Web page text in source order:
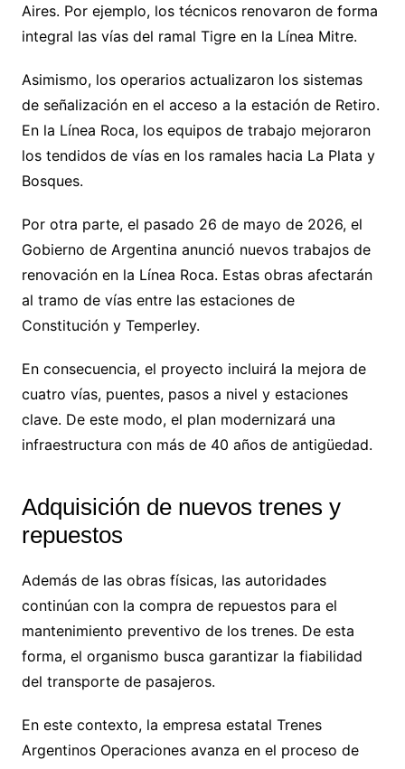
Aires. Por ejemplo, los técnicos renovaron de forma
integral las vías del ramal Tigre en la Línea Mitre.
Asimismo, los operarios actualizaron los sistemas
de señalización en el acceso a la estación de Retiro.
En la Línea Roca, los equipos de trabajo mejoraron
los tendidos de vías en los ramales hacia La Plata y
Bosques.
Por otra parte, el pasado 26 de mayo de 2026, el
Gobierno de Argentina anunció nuevos trabajos de
renovación en la Línea Roca. Estas obras afectarán
al tramo de vías entre las estaciones de
Constitución y Temperley.
En consecuencia, el proyecto incluirá la mejora de
cuatro vías, puentes, pasos a nivel y estaciones
clave. De este modo, el plan modernizará una
infraestructura con más de 40 años de antigüedad.
Adquisición de nuevos trenes y
repuestos
Además de las obras físicas, las autoridades
continúan con la compra de repuestos para el
mantenimiento preventivo de los trenes. De esta
forma, el organismo busca garantizar la fiabilidad
del transporte de pasajeros.
En este contexto, la empresa estatal Trenes
Argentinos Operaciones avanza en el proceso de